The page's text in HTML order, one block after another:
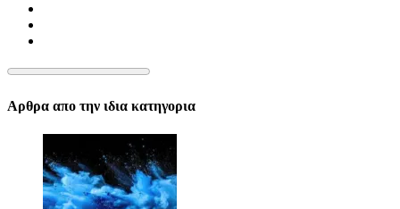
Αρθρα απο την ιδια κατηγορια